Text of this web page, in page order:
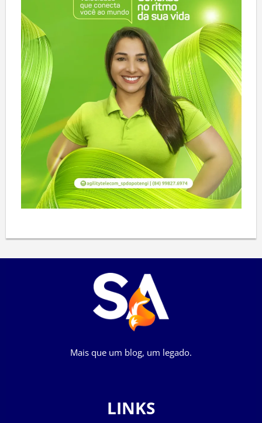
Mais que um blog, um legado.
LINKS